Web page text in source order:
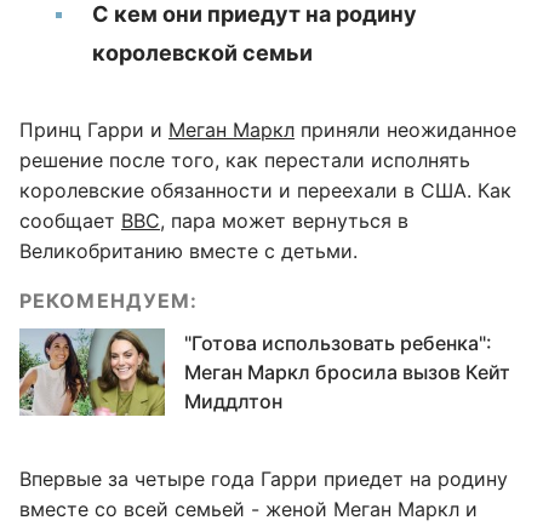
С кем они приедут на родину
королевской семьи
Принц Гарри и Меган Маркл приняли неожиданное
решение после того, как перестали исполнять
королевские обязанности и переехали в США. Как
сообщает BBC, пара может вернуться в
Великобританию вместе с детьми.
РЕКОМЕНДУЕМ:
"Готова использовать ребенка":
Меган Маркл бросила вызов Кейт
Миддлтон
Впервые за четыре года Гарри приедет на родину
вместе со всей семьей - женой Меган Маркл и